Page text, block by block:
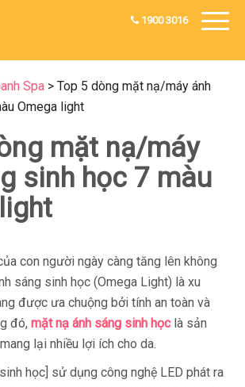
1900 3016
Spa > Top 5 dòng mặt nạ/máy ánh
Omega light
mặt nạ/máy
sinh học 7 màu
con người ngày càng tăng lên không
sáng sinh học (Omega Light) là xu
được ưa chuộng bởi tính an toàn và
đó, mặt nạ ánh sáng sinh họclà sản
lại nhiều lợi ích cho da.
học] sử dụng công nghệ LED phát ra